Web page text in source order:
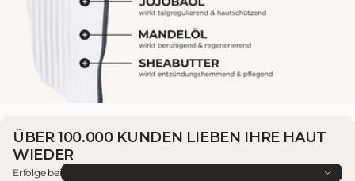
ÜBER 100.000 KUNDEN LIEBEN IHRE HAUT
WIEDER
Erfolge bei